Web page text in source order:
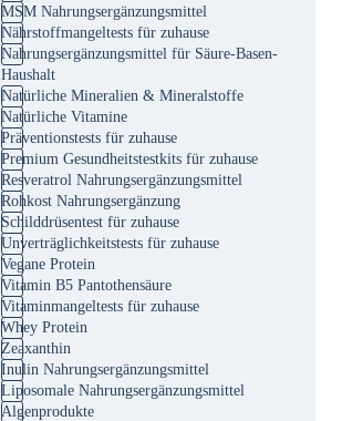
MSM Nahrungsergänzungsmittel
Nährstoffmangeltests für zuhause
Nahrungsergänzungsmittel für Säure-Basen-
Haushalt
Natürliche Mineralien & Mineralstoffe
Natürliche Vitamine
Präventionstests für zuhause
Premium Gesundheitstestkits für zuhause
Resveratrol Nahrungsergänzungsmittel
Rohkost Nahrungsergänzung
Schilddrüsentest für zuhause
Unverträglichkeitstests für zuhause
Vegane Protein
Vitamin B5 Pantothensäure
Vitaminmangeltests für zuhause
Whey Protein
Zeaxanthin
Inulin Nahrungsergänzungsmittel
Liposomale Nahrungsergänzungsmittel
Algenprodukte